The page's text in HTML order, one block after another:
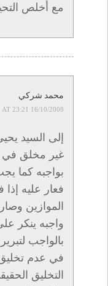
مع أخلص
محمد شركي
16/10/2008 AT 23:21
إلى السيد
غير مخلق في
بواجبه كما
فعار عليه إذا
الموازين
واجبه ينكر
بالواجب
في عدم
التخليق